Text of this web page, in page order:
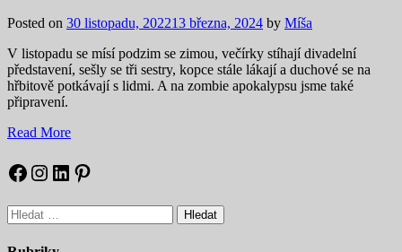
Posted on 30 listopadu, 202213 března, 2024 by Míša
V listopadu se mísí podzim se zimou, večírky stíhají divadelní
představení, sešly se tři sestry, kopce stále lákají a duchové se na
hřbitově potkávají s lidmi. A na zombie apokalypsu jsme také
připravení.
Read More
Facebook
Instagram
LinkedIn
Pinterest
Vyhledávání